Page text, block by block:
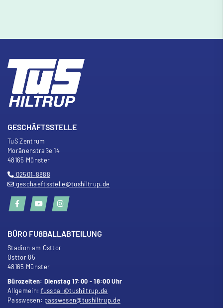
GESCHÄFTSSTELLE
TuS Zentrum
Moränenstraße 14
48165 Münster
02501–8888
geschaeftsstelle@tushiltrup.de
BÜRO FUßBALLABTEILUNG
Stadion am Osttor
Osttor 85
48165 Münster
Bürozeiten: Dienstag 17:00 - 18:00 Uhr
Allgemein: fussball@tushiltrup.de
Passwesen: passwesen@tushiltrup.de